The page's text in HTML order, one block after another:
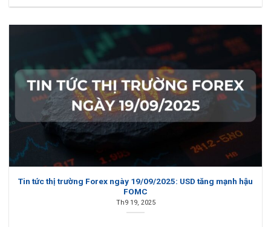
Tin tức thị trường Forex ngày 19/09/2025: USD tăng mạnh hậu
FOMC
Th9 19, 2025